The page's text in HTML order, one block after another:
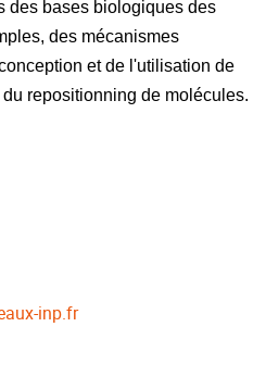
des bases biologiques des
des mécanismes
et de l'utilisation de
repositionning de molécules.
inp.fr